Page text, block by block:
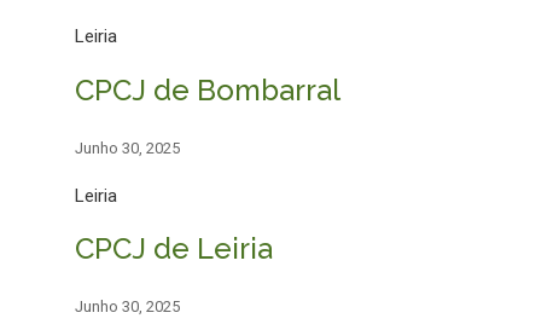
Leiria
CPCJ de Bombarral
Junho 30, 2025
Leiria
CPCJ de Leiria
Junho 30, 2025